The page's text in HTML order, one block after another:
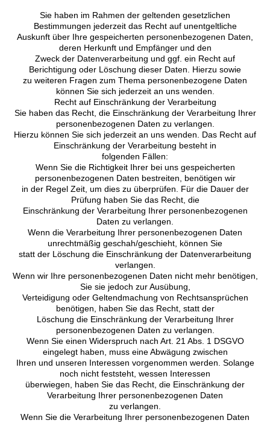
Sie haben im Rahmen der geltenden gesetzlichen
Bestimmungen jederzeit das Recht auf unentgeltliche
Auskunft über Ihre gespeicherten personenbezogenen Daten,
deren Herkunft und Empfänger und den
Zweck der Datenverarbeitung und ggf. ein Recht auf
Berichtigung oder Löschung dieser Daten. Hierzu sowie
zu weiteren Fragen zum Thema personenbezogene Daten
können Sie sich jederzeit an uns wenden.
Recht auf Einschränkung der Verarbeitung
Sie haben das Recht, die Einschränkung der Verarbeitung Ihrer
personenbezogenen Daten zu verlangen.
Hierzu können Sie sich jederzeit an uns wenden. Das Recht auf
Einschränkung der Verarbeitung besteht in
folgenden Fällen:
Wenn Sie die Richtigkeit Ihrer bei uns gespeicherten
personenbezogenen Daten bestreiten, benötigen wir
in der Regel Zeit, um dies zu überprüfen. Für die Dauer der
Prüfung haben Sie das Recht, die
Einschränkung der Verarbeitung Ihrer personenbezogenen
Daten zu verlangen.
Wenn die Verarbeitung Ihrer personenbezogenen Daten
unrechtmäßig geschah/geschieht, können Sie
statt der Löschung die Einschränkung der Datenverarbeitung
verlangen.
Wenn wir Ihre personenbezogenen Daten nicht mehr benötigen,
Sie sie jedoch zur Ausübung,
Verteidigung oder Geltendmachung von Rechtsansprüchen
benötigen, haben Sie das Recht, statt der
Löschung die Einschränkung der Verarbeitung Ihrer
personenbezogenen Daten zu verlangen.
Wenn Sie einen Widerspruch nach Art. 21 Abs. 1 DSGVO
eingelegt haben, muss eine Abwägung zwischen
Ihren und unseren Interessen vorgenommen werden. Solange
noch nicht feststeht, wessen Interessen
überwiegen, haben Sie das Recht, die Einschränkung der
Verarbeitung Ihrer personenbezogenen Daten
zu verlangen.
Wenn Sie die Verarbeitung Ihrer personenbezogenen Daten